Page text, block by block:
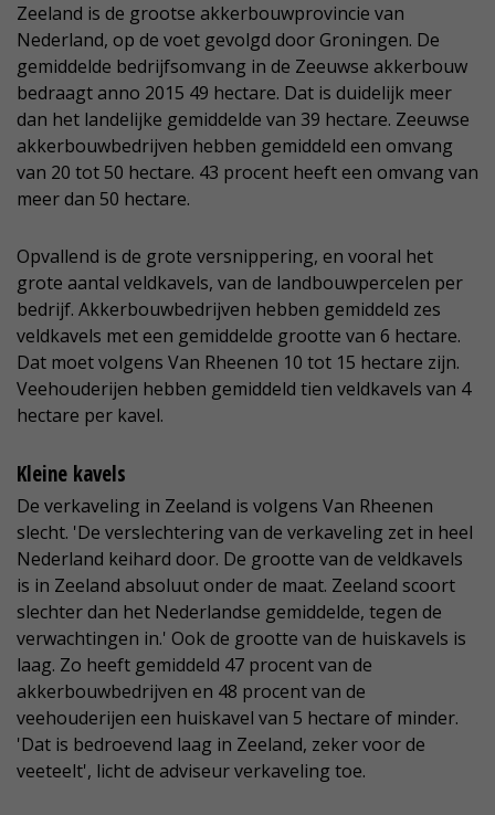
Zeeland is de grootse akkerbouwprovincie van
Nederland, op de voet gevolgd door Groningen. De
gemiddelde bedrijfsomvang in de Zeeuwse akkerbouw
bedraagt anno 2015 49 hectare. Dat is duidelijk meer
dan het landelijke gemiddelde van 39 hectare. Zeeuwse
akkerbouwbedrijven hebben gemiddeld een omvang
van 20 tot 50 hectare. 43 procent heeft een omvang van
meer dan 50 hectare.
Opvallend is de grote versnippering, en vooral het
grote aantal veldkavels, van de landbouwpercelen per
bedrijf. Akkerbouwbedrijven hebben gemiddeld zes
veldkavels met een gemiddelde grootte van 6 hectare.
Dat moet volgens Van Rheenen 10 tot 15 hectare zijn.
Veehouderijen hebben gemiddeld tien veldkavels van 4
hectare per kavel.
Kleine kavels
De verkaveling in Zeeland is volgens Van Rheenen
slecht. 'De verslechtering van de verkaveling zet in heel
Nederland keihard door. De grootte van de veldkavels
is in Zeeland absoluut onder de maat. Zeeland scoort
slechter dan het Nederlandse gemiddelde, tegen de
verwachtingen in.' Ook de grootte van de huiskavels is
laag. Zo heeft gemiddeld 47 procent van de
akkerbouwbedrijven en 48 procent van de
veehouderijen een huiskavel van 5 hectare of minder.
'Dat is bedroevend laag in Zeeland, zeker voor de
veeteelt', licht de adviseur verkaveling toe.